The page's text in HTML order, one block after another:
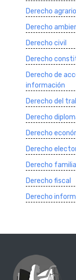
Derecho agrario
Derecho
Derecho civil
Derecho
Derecho de
información
Derecho del
Derecho
Derecho
Derecho
Derecho
Derecho fiscal
Derecho